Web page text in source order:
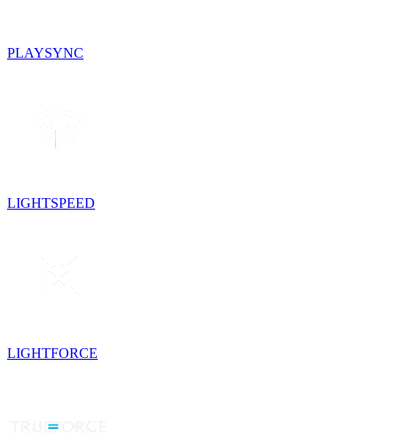
PLAYSYNC
LIGHTSPEED
LIGHTFORCE